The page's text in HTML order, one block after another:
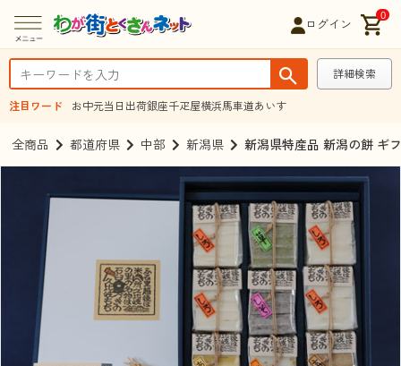
ログイン
0
詳細検索
注目ワード お中元当日出荷銀座千疋屋横浜馬車道あいす
全商品 都道府県 中部 新潟県 新潟県特産品 新潟の餅 ギ